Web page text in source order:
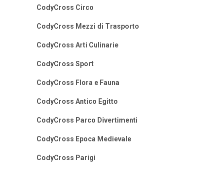
CodyCross Circo
CodyCross Mezzi di Trasporto
CodyCross Arti Culinarie
CodyCross Sport
CodyCross Flora e Fauna
CodyCross Antico Egitto
CodyCross Parco Divertimenti
CodyCross Epoca Medievale
CodyCross Parigi